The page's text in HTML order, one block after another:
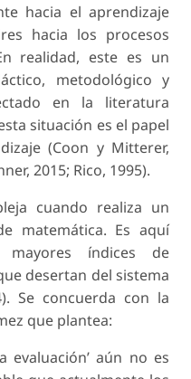
hacia el aprendizaje
hacia los procesos
realidad, este es un
metodológico y
en la literatura
situación es el papel
(Coon y Mitterer,
2015; Rico, 1995).
cuando realiza un
matemática. Es aquí
índices de
desertan del sistema
Se concuerda con la
que plantea:
evaluación’ aún no es